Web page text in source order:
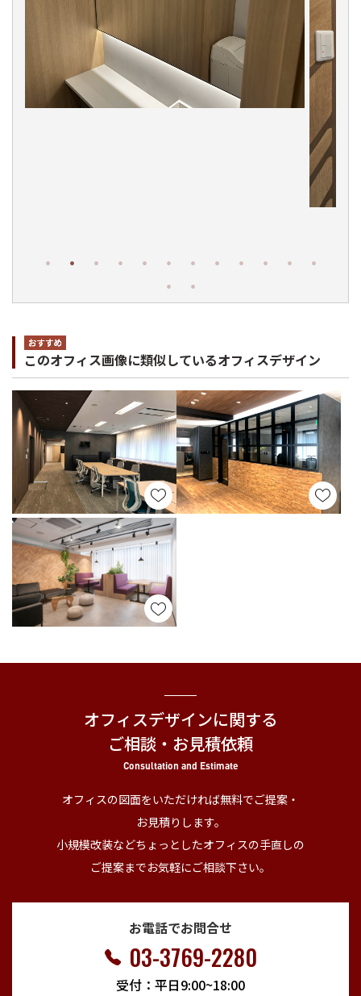
このオフィス画像に類似しているオフィスデザイン
オフィスデザインに関する
ご相談・お見積依頼
Consultation and Estimate
オフィスの図面をいただければ無料でご提案・
お見積りします。
小規模改装などちょっとしたオフィスの手直しの
ご提案までお気軽にご相談下さい。
お電話でお問合せ
03-3769-2280
受付：平日9:00~18:00